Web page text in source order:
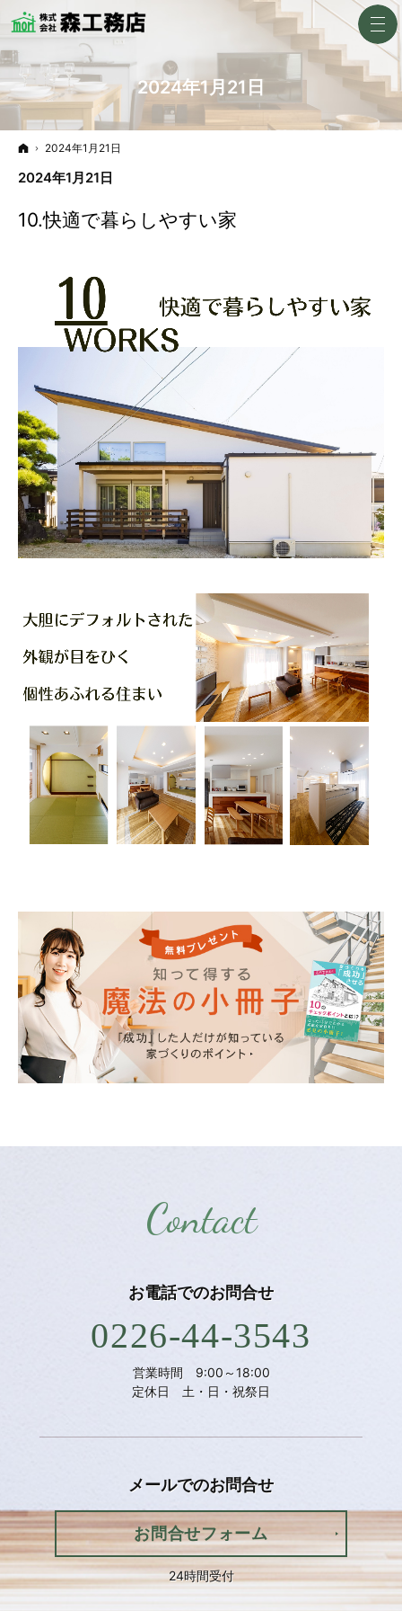
2024年1月21日
ホーム
2024年1月21日
2024年1月21日
10.快適で暮らしやすい家
Contact
お電話でのお問合せ
0226-44-3543
営業時間 9:00～18:00
定休日 土・日・祝祭日
メールでのお問合せ
お問合せフォーム
24時間受付